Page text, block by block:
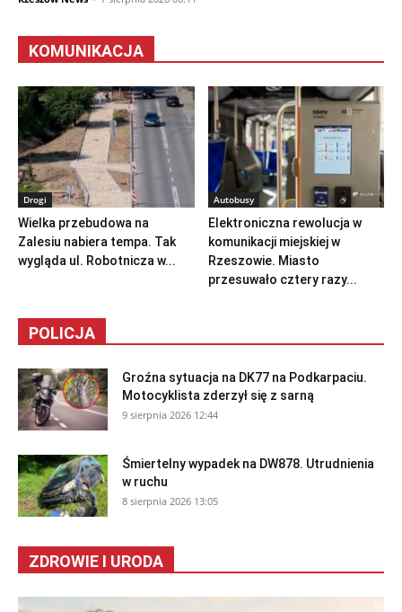
KOMUNIKACJA
Drogi
Wielka przebudowa na
Zalesiu nabiera tempa. Tak
wygląda ul. Robotnicza w...
Autobusy
Elektroniczna rewolucja w
komunikacji miejskiej w
Rzeszowie. Miasto
przesuwało cztery razy...
POLICJA
Groźna sytuacja na DK77 na Podkarpaciu.
Motocyklista zderzył się z sarną
9 sierpnia 2026 12:44
Śmiertelny wypadek na DW878. Utrudnienia
w ruchu
8 sierpnia 2026 13:05
ZDROWIE I URODA